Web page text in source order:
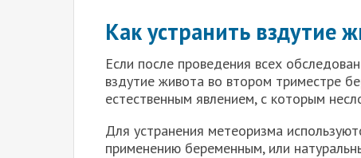
Как устранить вздутие
Если после проведения всех
вздутие живота во втором триместре
естественным явлением, с которым
Для устранения метеоризма
применению беременным, или